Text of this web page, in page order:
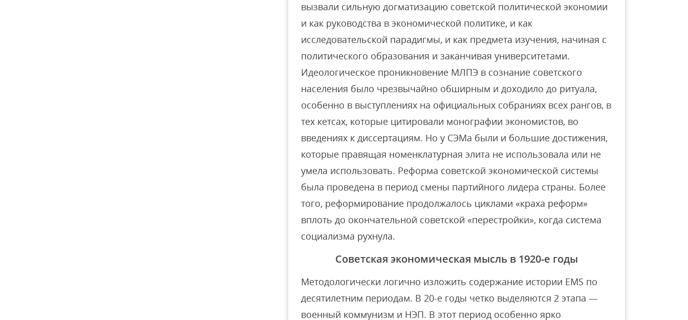
вызвали сильную догматизацию советской политической экономии
и как руководства в экономической политике, и как
исследовательской парадигмы, и как предмета изучения, начиная с
политического образования и заканчивая университетами.
Идеологическое проникновение МЛПЭ в сознание советского
населения было чрезвычайно обширным и доходило до ритуала,
особенно в выступлениях на официальных собраниях всех рангов, в
тех кетсах, которые цитировали монографии экономистов, во
введениях к диссертациям. Но у СЭМа были и большие достижения,
которые правящая номенклатурная элита не использовала или не
умела использовать. Реформа советской экономической системы
была проведена в период смены партийного лидера страны. Более
того, реформирование продолжалось циклами «краха реформ»
вплоть до окончательной советской «перестройки», когда система
социализма рухнула.
Советская экономическая мысль в 1920-е годы
Методологически логично изложить содержание истории EMS по
десятилетним периодам. В 20-е годы четко выделяются 2 этапа —
военный коммунизм и НЭП. В этот период особенно ярко